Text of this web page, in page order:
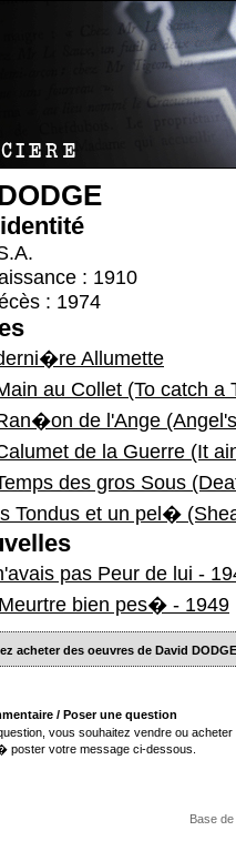
: 1910
: 1974
Allumette
au Collet (To catch a
de l'Ange
de la Guerre (It
des gros Sous
Tondus et un pel�
pas Peur de lui -
bien pes� - 1949
acheter des oeuvres de David
/ Poser une question
vous souhaitez vendre ou
votre message ci-dessous.
Base